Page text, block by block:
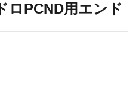
ロPCND用エンド